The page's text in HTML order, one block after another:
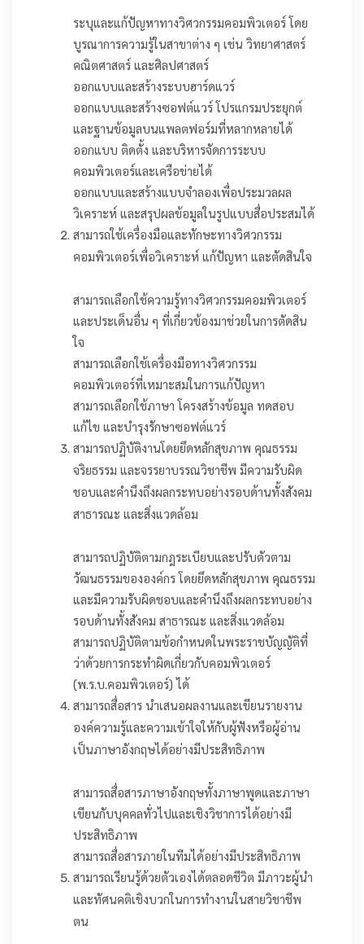
ระบุและแก้ปัญหาทางวิศวกรรมคอมพิวเตอร์ โดย
บูรณาการความรู้ในสาขาต่าง ๆ เช่น วิทยาศาสตร์
คณิตศาสตร์ และศิลปศาสตร์
ออกแบบและสร้างระบบฮาร์ดแวร์
ออกแบบและสร้างซอฟต์แวร์ โปรแกรมประยุกต์
และฐานข้อมูลบนแพลตฟอร์มที่หลากหลายได้
ออกแบบ ติดตั้ง และบริหารจัดการระบบ
คอมพิวเตอร์และเครือข่ายได้
ออกแบบและสร้างแบบจำลองเพื่อประมวลผล
วิเคราะห์ และสรุปผลข้อมูลในรูปแบบสื่อประสมได้
สามารถใช้เครื่องมือและทักษะทางวิศวกรรม
คอมพิวเตอร์เพื่อวิเคราะห์ แก้ปัญหา และตัดสินใจ
สามารถเลือกใช้ความรู้ทางวิศวกรรมคอมพิวเตอร์
และประเด็นอื่น ๆ ที่เกี่ยวข้องมาช่วยในการตัดสิน
ใจ
สามารถเลือกใช้เครื่องมือทางวิศวกรรม
คอมพิวเตอร์ที่เหมาะสมในการแก้ปัญหา
สามารถเลือกใช้ภาษา โครงสร้างข้อมูล ทดสอบ
แก้ไข และบำรุงรักษาซอฟต์แวร์
สามารถปฏิบัติงานโดยยึดหลักสุขภาพ คุณธรรม
จริยธรรม และจรรยาบรรณวิชาชีพ มีความรับผิด
ชอบและคำนึงถึงผลกระทบอย่างรอบด้านทั้งสังคม
สาธารณะ และสิ่งแวดล้อม
สามารถปฏิบัติตามกฎระเบียบและปรับตัวตาม
วัฒนธรรมขององค์กร โดยยึดหลักสุขภาพ คุณธรรม
และมีความรับผิดชอบและคำนึงถึงผลกระทบอย่าง
รอบด้านทั้งสังคม สาธารณะ และสิ่งแวดล้อม
สามารถปฏิบัติตามข้อกำหนดในพระราชบัญญัติที่
ว่าด้วยการกระทำผิดเกี่ยวกับคอมพิวเตอร์
(พ.ร.บ.คอมพิวเตอร์) ได้
สามารถสื่อสาร นำเสนอผลงานและเขียนรายงาน
องค์ความรู้และความเข้าใจให้กับผู้ฟังหรือผู้อ่าน
เป็นภาษาอังกฤษได้อย่างมีประสิทธิภาพ
สามารถสื่อสารภาษาอังกฤษทั้งภาษาพูดและภาษา
เขียนกับบุคคลทั่วไปและเชิงวิชาการได้อย่างมี
ประสิทธิภาพ
สามารถสื่อสารภายในทีมได้อย่างมีประสิทธิภาพ
สามารถเรียนรู้ด้วยตัวเองได้ตลอดชีวิต มีภาวะผู้นำ
และทัศนคติเชิงบวกในการทำงานในสายวิชาชีพ
ตน